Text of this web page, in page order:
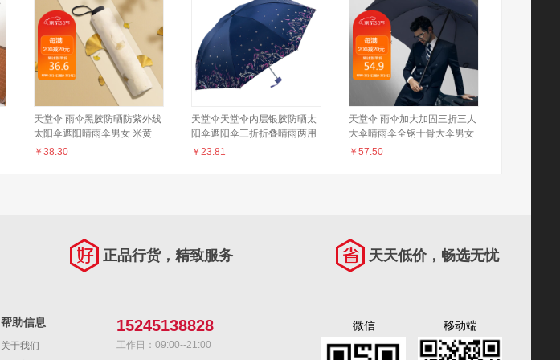
天堂伞 雨伞黑胶防晒防紫外线
太阳伞遮阳晴雨伞男女 米黄
57CM*8骨
￥ 38.30
天堂伞天堂伞内层银胶防晒太
阳伞遮阳伞三折折叠晴雨两用
伞336T银丝印 藏青色(19花色)
￥ 23.81
天堂伞 雨伞加大加固三折三人
大伞晴雨伞全钢十骨大伞男女
藏青 76cm*10骨
￥ 57.50
正品行货，精致服务 天天低价，畅选无忧
帮助信息
关于我们
15245138828
工作日：09:00--21:00
微信 移动端